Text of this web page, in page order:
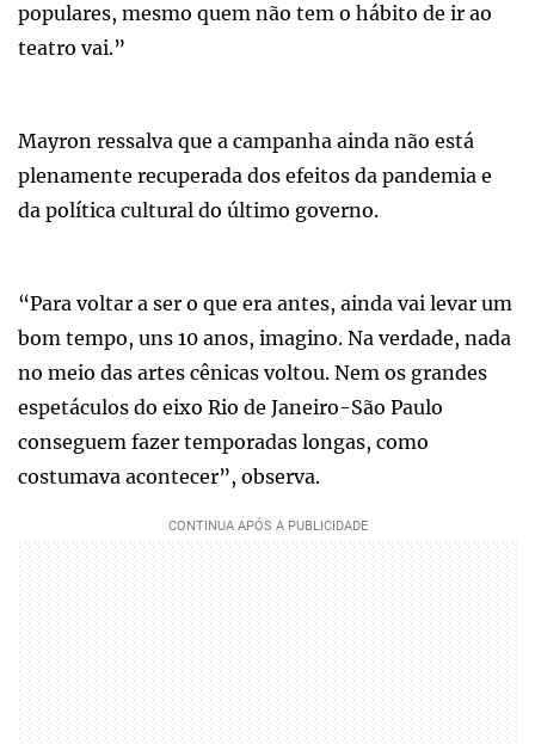
populares, mesmo quem não tem o hábito de ir ao
teatro vai.”
Mayron ressalva que a campanha ainda não está
plenamente recuperada dos efeitos da pandemia e
da política cultural do último governo.
“Para voltar a ser o que era antes, ainda vai levar um
bom tempo, uns 10 anos, imagino. Na verdade, nada
no meio das artes cênicas voltou. Nem os grandes
espetáculos do eixo Rio de Janeiro-São Paulo
conseguem fazer temporadas longas, como
costumava acontecer”, observa.